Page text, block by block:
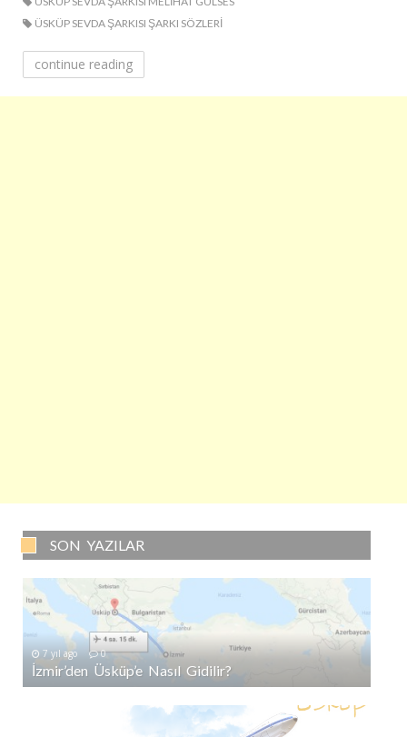
ÜSKÜP SEVDA ŞARKISI ŞARKI SÖZLERI
continue reading
SON YAZILAR
7 yıl ago 0
İzmir’den Üsküp’e Nasıl Gidilir?